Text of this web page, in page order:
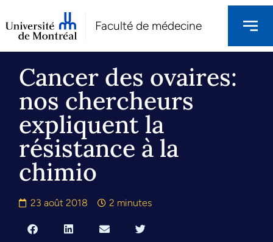
Faculté de médecine
Cancer des ovaires:
nos chercheurs
expliquent la
résistance à la
chimio
23 août 2018 2 minutes